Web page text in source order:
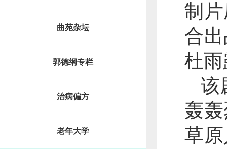
曲苑杂坛
郭德纲专栏
治病偏方
老年大学
制
合
杜
该
轰
草